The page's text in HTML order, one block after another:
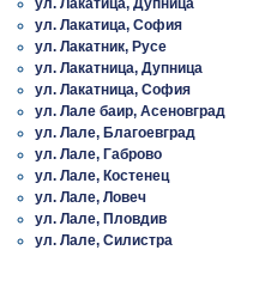
ул. Лакатица, Дупница
ул. Лакатица, София
ул. Лакатник, Русе
ул. Лакатница, Дупница
ул. Лакатница, София
ул. Лале баир, Асеновград
ул. Лале, Благоевград
ул. Лале, Габрово
ул. Лале, Костенец
ул. Лале, Ловеч
ул. Лале, Пловдив
ул. Лале, Силистра